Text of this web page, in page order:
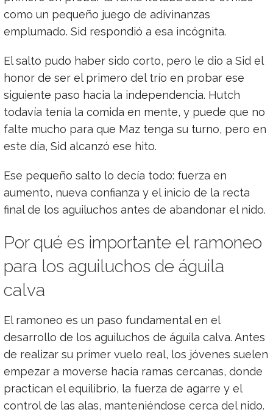
como un pequeño juego de adivinanzas
emplumado. Sid respondió a esa incógnita.
El salto pudo haber sido corto, pero le dio a Sid el
honor de ser el primero del trío en probar ese
siguiente paso hacia la independencia. Hutch
todavía tenía la comida en mente, y puede que no
falte mucho para que Maz tenga su turno, pero en
este día, Sid alcanzó ese hito.
Ese pequeño salto lo decía todo: fuerza en
aumento, nueva confianza y el inicio de la recta
final de los aguiluchos antes de abandonar el nido.
Por qué es importante el ramoneo
para los aguiluchos de águila
calva
El ramoneo es un paso fundamental en el
desarrollo de los aguiluchos de águila calva. Antes
de realizar su primer vuelo real, los jóvenes suelen
empezar a moverse hacia ramas cercanas, donde
practican el equilibrio, la fuerza de agarre y el
control de las alas, manteniéndose cerca del nido.